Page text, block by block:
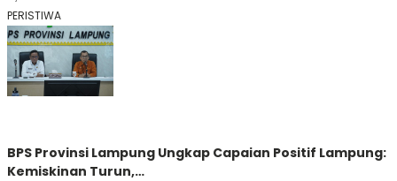
PERISTIWA
BPS Provinsi Lampung Ungkap Capaian Positif Lampung:
Kemiskinan Turun,…